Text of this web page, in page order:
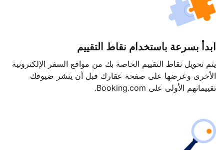
ابدأ بسرعة باستخدام نقاط التقييم
يتم تحويل نقاط التقييم الخاصة بك من مواقع السفر الإلكترونية
الأخرى وعرضها على صفحة عقارك قبل أن ينشر ضيوفك
تقييماتهم الأولى على Booking.com.